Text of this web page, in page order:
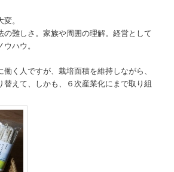
。
難しさ。家族や周囲の理解。経営として
ハウ。
く人ですが、栽培面積を維持しながら、
替えて、しかも、６次産業化にまで取り組